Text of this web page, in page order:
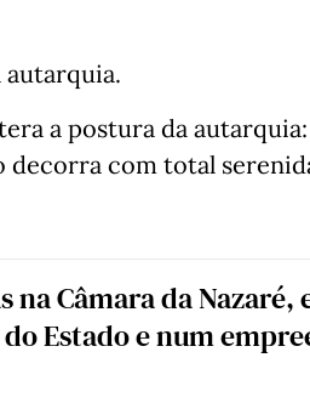
autarquia.
a postura da
com total
na Câmara da Nazaré,
Estado e num